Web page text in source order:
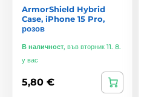
ArmorShield Hybrid
Case, iPhone 15 Pro,
розов
В наличност, във вторник 11. 8.
у вас
5,80 €